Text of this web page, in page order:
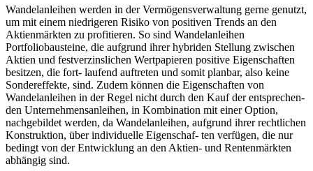
Wandelanleihen werden in der Vermögensverwaltung gerne genutzt,
um mit einem niedrigeren Risiko von positiven Trends an den
Aktienmärkten zu profitieren. So sind Wandelanleihen
Portfoliobausteine, die aufgrund ihrer hybriden Stellung zwischen
Aktien und festverzinslichen Wertpapieren positive Eigenschaften
besitzen, die fort- laufend auftreten und somit planbar, also keine
Sondereffekte, sind. Zudem können die Eigenschaften von
Wandelanleihen in der Regel nicht durch den Kauf der entsprechen-
den Unternehmensanleihen, in Kombination mit einer Option,
nachgebildet werden, da Wandelanleihen, aufgrund ihrer rechtlichen
Konstruktion, über individuelle Eigenschaf- ten verfügen, die nur
bedingt von der Entwicklung an den Aktien- und Rentenmärkten
abhängig sind.